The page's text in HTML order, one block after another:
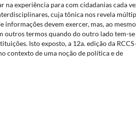
experiência para com cidadanias cada
cuja tônica nos revela
informações devem exercer, mas, ao mesmo
outros termos quando do outro lado tem-se
Isto exposto, a 12a. edição da RCCS
contexto de uma noção de política e de